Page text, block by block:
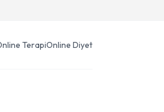
TerapiOnline Diyet